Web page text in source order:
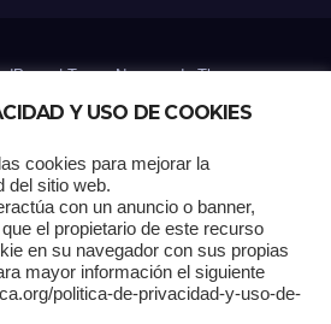
|Tema: Newsup deThemeansar
Contactos Documental Gracias !
de ejemplo Pagina Principal Pago
Y USO DE COOKIES
cookies para mejorar la
del sitio web.
con un anuncio o banner,
el propietario de este recurso
en su navegador con sus propias
mayor información el siguiente
politica-de-privacidad-y-uso-de-